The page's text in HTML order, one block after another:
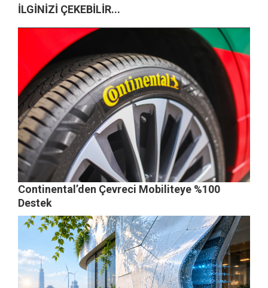
İLGİNİZİ ÇEKEBİLİR...
Continental’den Çevreci Mobiliteye %100
Destek